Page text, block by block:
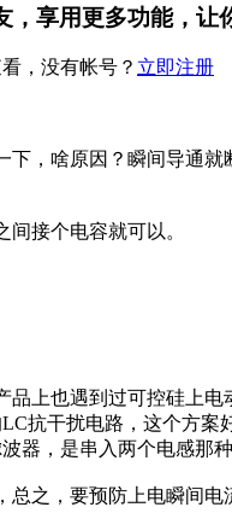
享用更多功能，让
，没有帐号？ 立即注册
下，啥原因？瞬间导通
接个电容就可以。
品上也遇到过可控硅上
LC抗干扰电路，这个方
器，是串入两个电感那种
之，要预防上电瞬间电